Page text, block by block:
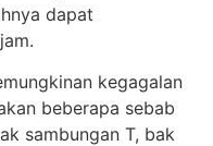
dapat
kegagalan
beberapa sebab
sambungan T, bak